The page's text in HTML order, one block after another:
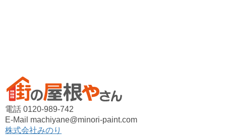
電話 0120-989-742
E-Mail machiyane@minori-paint.com
株式会社みのり